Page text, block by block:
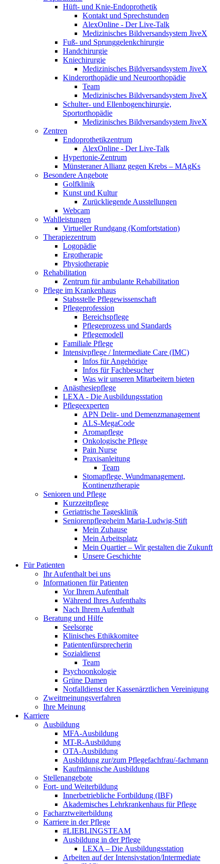
Hüft- und Knie-Endoprothetik
Kontakt und Sprechstunden
AlexOnline - Der Live-Talk
Medizinisches Bildversandsystem JiveX
Fuß- und Sprunggelenkchirurgie
Handchirurgie
Kniechirurgie
Medizinisches Bildversandsystem JiveX
Kinderorthopädie und Neuroorthopädie
Team
Medizinisches Bildversandsystem JiveX
Schulter- und Ellenbogenchirurgie,
Sportorthopädie
Medizinisches Bildversandsystem JiveX
Zentren
Endoprothetikzentrum
AlexOnline - Der Live-Talk
Hypertonie-Zentrum
Münsteraner Allianz gegen Krebs – MAgKs
Besondere Angebote
Golfklinik
Kunst und Kultur
Zurückliegende Ausstellungen
Webcam
Wahlleistungen
Virtueller Rundgang (Komfortstation)
Therapiezentrum
Logopädie
Ergotherapie
Physiotherapie
Rehabilitation
Zentrum für ambulante Rehabilitation
Pflege im Krankenhaus
Stabsstelle Pflegewissenschaft
Pflegeprofession
Bereichspflege
Pflegeprozess und Standards
Pflegemodell
Familiale Pflege
Intensivpflege / Intermediate Care (IMC)
Infos für Angehörige
Infos für Fachbesucher
Was wir unseren Mitarbeitern bieten
Anästhesiepflege
LEXA - Die Ausbildungsstation
Pflegeexperten
APN Delir- und Demenzmanagement
ALS-MegaCode
Aromapflege
Onkologische Pflege
Pain Nurse
Praxisanleitung
Team
Stomapflege, Wundmanagement,
Kontinenztherapie
Senioren und Pflege
Kurzzeitpflege
Geriatrische Tagesklinik
Seniorenpflegeheim Maria-Ludwig-Stift
Mein Zuhause
Mein Arbeitsplatz
Mein Quartier – Wir gestalten die Zukunft
Unsere Geschichte
Für Patienten
Ihr Aufenthalt bei uns
Informationen für Patienten
Vor Ihrem Aufenthalt
Während Ihres Aufenthalts
Nach Ihrem Aufenthalt
Beratung und Hilfe
Seelsorge
Klinisches Ethikkomitee
Patientenfürsprecherin
Sozialdienst
Team
Psychoonkologie
Grüne Damen
Notfalldienst der Kassenärztlichen Vereinigung
Zweitmeinungsverfahren
Ihre Meinung
Karriere
Ausbildung
MFA-Ausbildung
MT-R-Ausbildung
OTA-Ausbildung
Ausbildung zur/zum Pflegefachfrau/-fachmann
Kaufmännische Ausbildung
Stellenangebote
Fort- und Weiterbildung
Innerbetriebliche Fortbildung (IBF)
Akademisches Lehrkrankenhaus für Pflege
Facharztweiterbildung
Karriere in der Pflege
#LIEBLINGSTEAM
Ausbildung in der Pflege
LEXA – Die Ausbildungsstation
Arbeiten auf der Intensivstation/Intermediate